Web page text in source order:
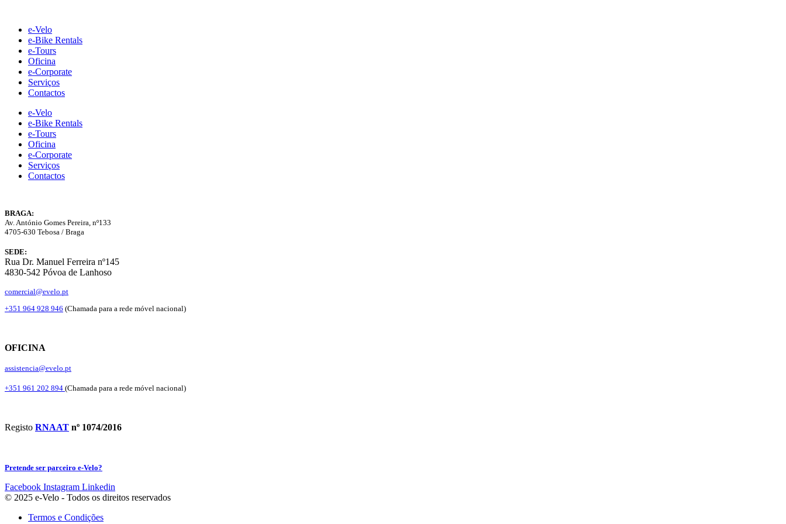
contente-Velo
e-Bike Rentals
e-Tours
Oficina
e-Corporate
Serviços
Contactos
e-Velo
e-Bike Rentals
e-Tours
Oficina
e-Corporate
Serviços
Contactos
BRAGA:
Av. António Gomes Pereira, nº133
4705-630 Tebosa / Braga
SEDE:
Rua Dr. Manuel Ferreira nº145
4830-542 Póvoa de Lanhoso
comercial@evelo.pt
+351 964 928 946 (Chamada para a rede móvel nacional)
OFICINA
assistencia@evelo.pt
+351 961 202 894 (Chamada para a rede móvel nacional)
Registo RNAAT nº 1074/2016
Pretende ser parceiro e-Velo?
Facebook Instagram Linkedin
© 2025 e-Velo - Todos os direitos reservados
Termos e Condições